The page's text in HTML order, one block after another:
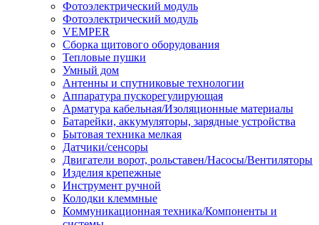
Фотоэлектрический модуль
Фотоэлектрический модуль
VEMPER
Сборка щитового оборудования
Тепловые пушки
Умный дом
Антенны и спутниковые технологии
Аппаратура пускорегулирующая
Арматура кабельная/Изоляционные материалы
Батарейки, аккумуляторы, зарядные устройства
Бытовая техника мелкая
Датчики/сенсоры
Двигатели ворот, рольставен/Насосы/Вентиляторы
Изделия крепежные
Инструмент ручной
Колодки клеммные
Коммуникационная техника/Компоненты и